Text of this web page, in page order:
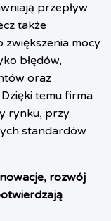
przepływ
także
zwiększenia mocy
błędów,
oraz
temu firma
rynku, przy
standardów
rozwój